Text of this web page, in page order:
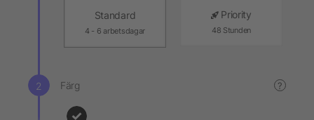
Standard
4 - 6 arbetsdagar
Priority
48 Stunden
Färg ?